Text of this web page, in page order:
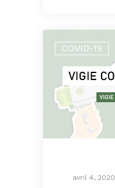
COVID-19
avril 4, 2020